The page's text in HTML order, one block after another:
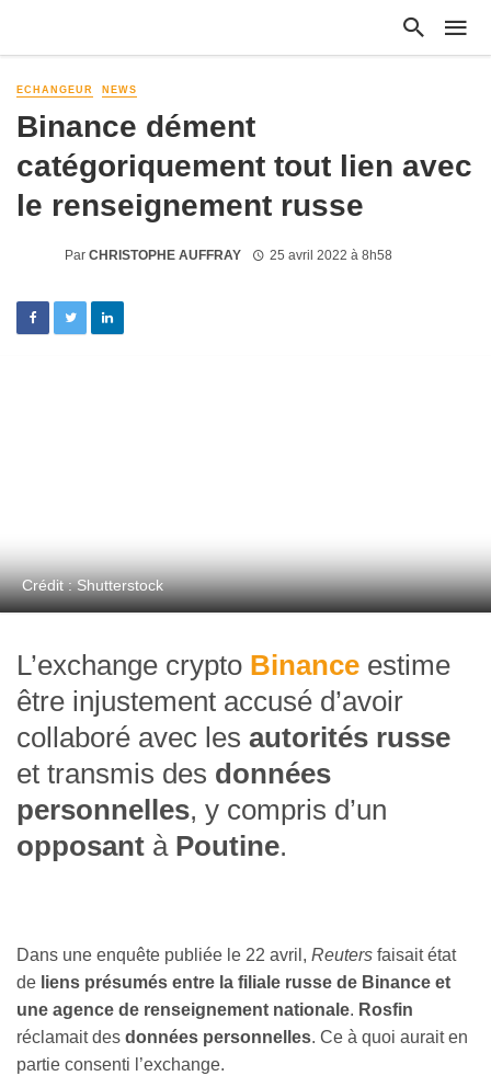
ECHANGEUR NEWS
Binance dément
catégoriquement tout lien avec
le renseignement russe
Par CHRISTOPHE AUFFRAY 25 avril 2022 à 8h58
Crédit : Shutterstock
L’exchange crypto Binance estime
être injustement accusé d’avoir
collaboré avec les autorités russe
et transmis des données
personnelles, y compris d’un
opposant à Poutine.
Dans une enquête publiée le 22 avril, Reuters faisait état
de liens présumés entre la filiale russe de Binance et
une agence de renseignement nationale. Rosfin
réclamait des données personnelles. Ce à quoi aurait en
partie consenti l’exchange.